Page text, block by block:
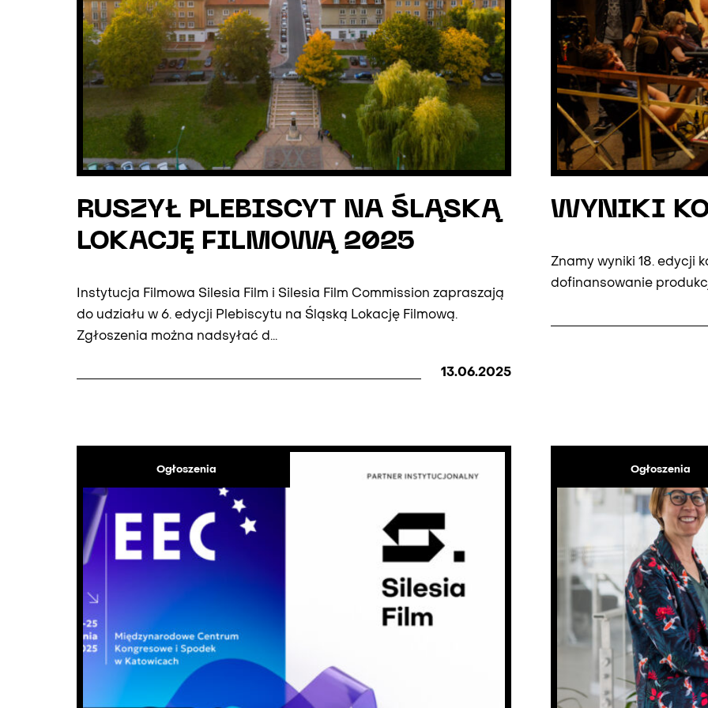
RUSZYŁ PLEBISCYT NA ŚLĄSKĄ
LOKACJĘ FILMOWĄ 2025
Instytucja Filmowa Silesia Film i Silesia Film Commission zapraszają
do udziału w 6. edycji Plebiscytu na Śląską Lokację Filmową.
Zgłoszenia można nadsyłać d...
13.06.2025
WYNIKI
Znamy wyniki 18. edycji
dofinansowanie
Ogłoszenia Ogłoszenia